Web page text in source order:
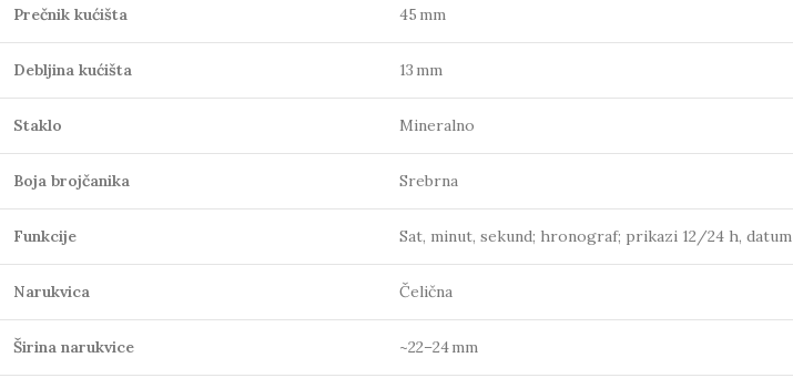
Prečnik kućišta 45 mm
Debljina kućišta 13 mm
Staklo Mineralno
Boja brojčanika Srebrna
Funkcije Sat, minut, sekund; hronograf; prikazi 12/24 h, datum
Narukvica Čelična
Širina narukvice ~22–24 mm